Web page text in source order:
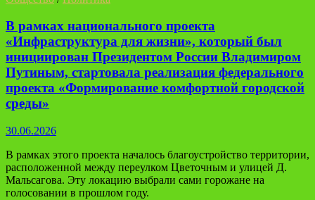
В рамках национального проекта
«Инфраструктура для жизни», который был
инициирован Президентом России Владимиром
Путиным, стартовала реализация федерального
проекта «Формирование комфортной городской
среды»
30.06.2026
В рамках этого проекта началось благоустройство территории,
расположенной между переулком Цветочным и улицей Д.
Мальсагова. Эту локацию выбрали сами горожане на
голосовании в прошлом году.